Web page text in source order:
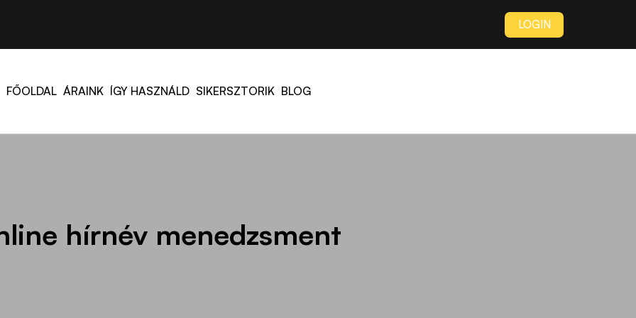
LOGIN
FŐOLDAL ÁRAINK ÍGY HASZNÁLD SIKERSZTORIK BLOG
hírnév menedzsment